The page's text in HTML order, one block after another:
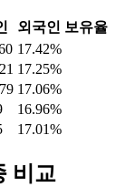
외국인 보유율
17.42%
17.25%
17.06%
16.96%
17.01%
비교